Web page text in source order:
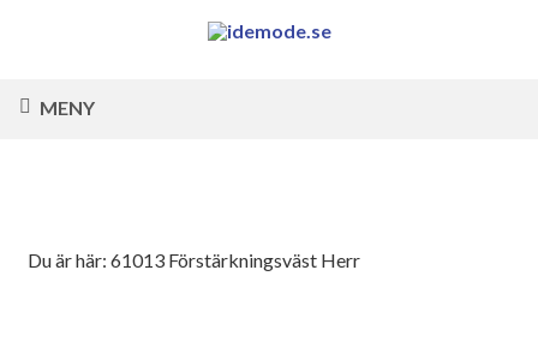
MENY
Du är här: 61013 Förstärkningsväst Herr